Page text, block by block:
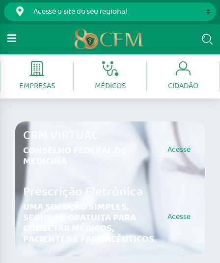
EMPRESAS MÉDICOS CIDADÃO
CRM VIRTUAL
CONSELHO FEDERAL DE
MEDICINA
Acesse
Prescrição Eletrônica
UMA SOLUÇÃO SIMPLES,
SEGURA E GRATUITA PARA
CONECTAR MÉDICOS,
PACIENTES E FARMACÊUTICOS.
Acesse